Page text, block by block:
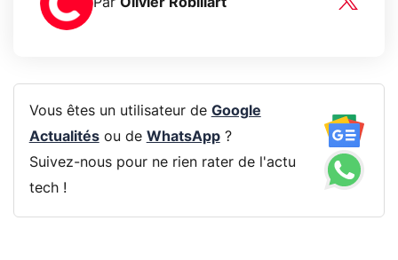
Par Olivier Robillart
Vous êtes un utilisateur de Google
Actualitésou de WhatsApp?
Suivez-nous pour ne rien rater de l'actu
tech !